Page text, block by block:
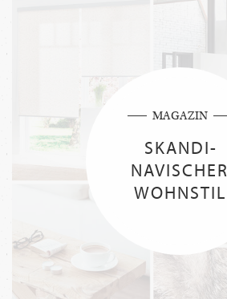
MAGAZIN
SKAN­DI­
NAVISCHER
WOHNSTIL